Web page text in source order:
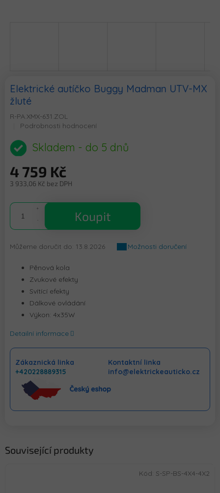
Elektrické autíčko Buggy Madman UTV-MX
žluté
R-PA.XMX-631.ZOL
Průměrné
produktu
je
5
Podrobnosti hodnocení
Skladem - do 5 dnů
4 759 Kč
3 933,06 Kč bez DPH
cena:
Koupit
Můžeme doručit do: 13.8.2026 Možnosti doručení
Pěnová kola
Zvukové efekty
Svítící efekty
Dálkové ovládání
Výkon: 4x35W
Detailní informace
Zákaznická linka
+420228889315
Kontaktní linka
info@elektrickeauticko.cz
Související produkty
Kód: S-SP-BS-4X4-4X2